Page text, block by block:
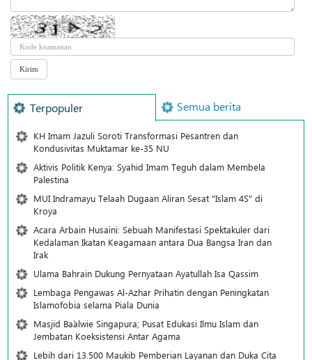
Terpopuler Semua berita
KH Imam Jazuli Soroti Transformasi Pesantren dan
Kondusivitas Muktamar ke-35 NU
Aktivis Politik Kenya: Syahid Imam Teguh dalam Membela
Palestina
MUI Indramayu Telaah Dugaan Aliran Sesat "Islam 4S" di
Kroya
Acara Arbain Husaini: Sebuah Manifestasi Spektakuler dari
Kedalaman Ikatan Keagamaan antara Dua Bangsa Iran dan
Irak
Ulama Bahrain Dukung Pernyataan Ayatullah Isa Qassim
Lembaga Pengawas Al-Azhar Prihatin dengan Peningkatan
Islamofobia selama Piala Dunia
Masjid Ba`alwie Singapura; Pusat Edukasi Ilmu Islam dan
Jembatan Koeksistensi Antar Agama
Lebih dari 13.500 Maukib Pemberian Layanan dan Duka Cita